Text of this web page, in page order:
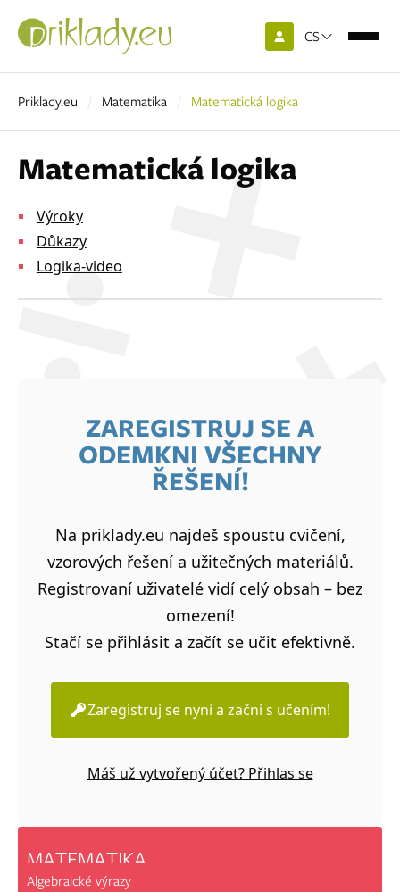
CS
Priklady.eu Matematika Matematická logika
Matematická logika
Výroky
Důkazy
Logika-video
ZAREGISTRUJ SE A
ODEMKNI VŠECHNY
ŘEŠENÍ!
Na priklady.eu najdeš spoustu cvičení,
vzorových řešení a užitečných materiálů.
Registrovaní uživatelé vidí celý obsah – bez
omezení!
Stačí se přihlásit a začít se učit efektivně.
Zaregistruj se nyní a začni s učením!
Máš už vytvořený účet? Přihlas se
MATEMATIKA
Algebraické výrazy